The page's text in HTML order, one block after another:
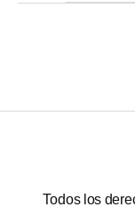
Todos los